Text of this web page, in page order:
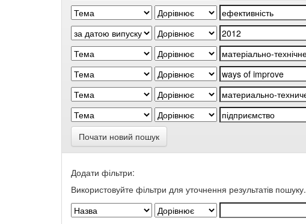
Почати новий пошук
Додати фільтри:
Використовуйте фільтри для уточнення результатів пошуку.